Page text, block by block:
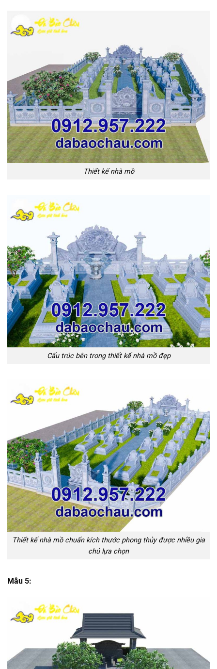
Thiết kế nhà mồ
Cấu trúc bên trong thiết kế nhà mồ đẹp
Thiết kế nhà mồ chuẩn kích thước phong thủy được nhiều gia
chủ lựa chọn
Mẫu 5: